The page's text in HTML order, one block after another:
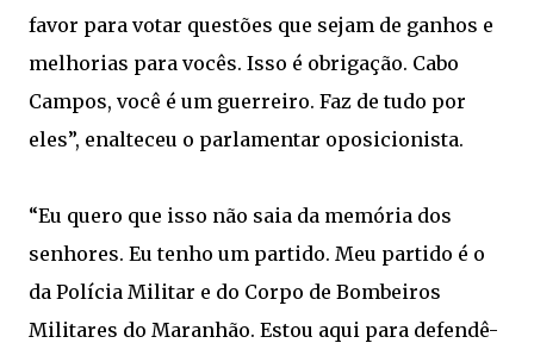
favor para votar questões que sejam de ganhos e
melhorias para vocês. Isso é obrigação. Cabo
Campos, você é um guerreiro. Faz de tudo por
eles”, enalteceu o parlamentar oposicionista.
“Eu quero que isso não saia da memória dos
senhores. Eu tenho um partido. Meu partido é o
da Polícia Militar e do Corpo de Bombeiros
Militares do Maranhão. Estou aqui para defendê-